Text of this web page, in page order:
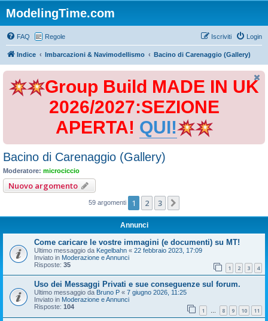
ModelingTime.com
FAQ Regole Login
Iscriviti
Indice Imbarcazioni & Navimodellismo Bacino di Carenaggio (Gallery)
Group Build MADE IN UK
2026/2027:SEZIONE
APERTA! QUI!
Bacino di Carenaggio (Gallery)
Moderatore: microciccio
Nuovo argomento
59 argomenti 1 2 3
Annunci
Come caricare le vostre immagini (e documenti) su MT!
Ultimo messaggio da Kegelbahn « 22 febbraio 2023, 17:09
Inviato in Moderazione e Annunci
Risposte: 35 1 2 3 4
Uso dei Messaggi Privati e sue conseguenze sul forum.
Ultimo messaggio da Bruno P « 7 giugno 2026, 11:25
Inviato in Moderazione e Annunci
Risposte: 104 1 … 8 9 10 11